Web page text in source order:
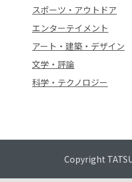
スポーツ・アウトドア
エンターテイメント
アート・建築・デザイン
文学・評論
科学・テクノロジー
Copyright